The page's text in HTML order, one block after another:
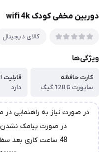
دوربین مخفی کودک wifi 4k
کالای دیجیتال
ویژگی‌ها
کارت حافظه
ساپورت تا 128 گیگ
قابلیت
دارد
در صورت نیاز به راهنمایی در
در صورت پیامک
48 ساعت کاری بعد سفارش واتساپ پیغام بگذارید